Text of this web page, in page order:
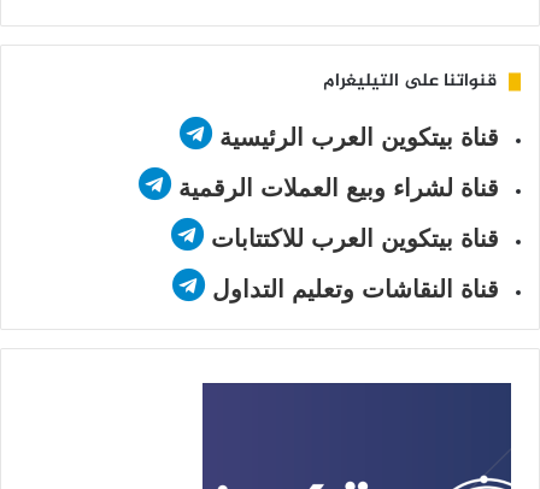
قنواتنا على التيليغرام
قناة بيتكوين العرب الرئيسية
قناة لشراء وبيع العملات الرقمية
قناة بيتكوين العرب للاكتتابات
قناة النقاشات وتعليم التداول